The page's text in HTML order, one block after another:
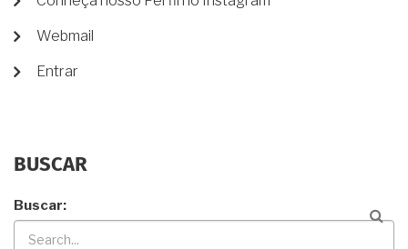
Webmail
Entrar
BUSCAR
Buscar